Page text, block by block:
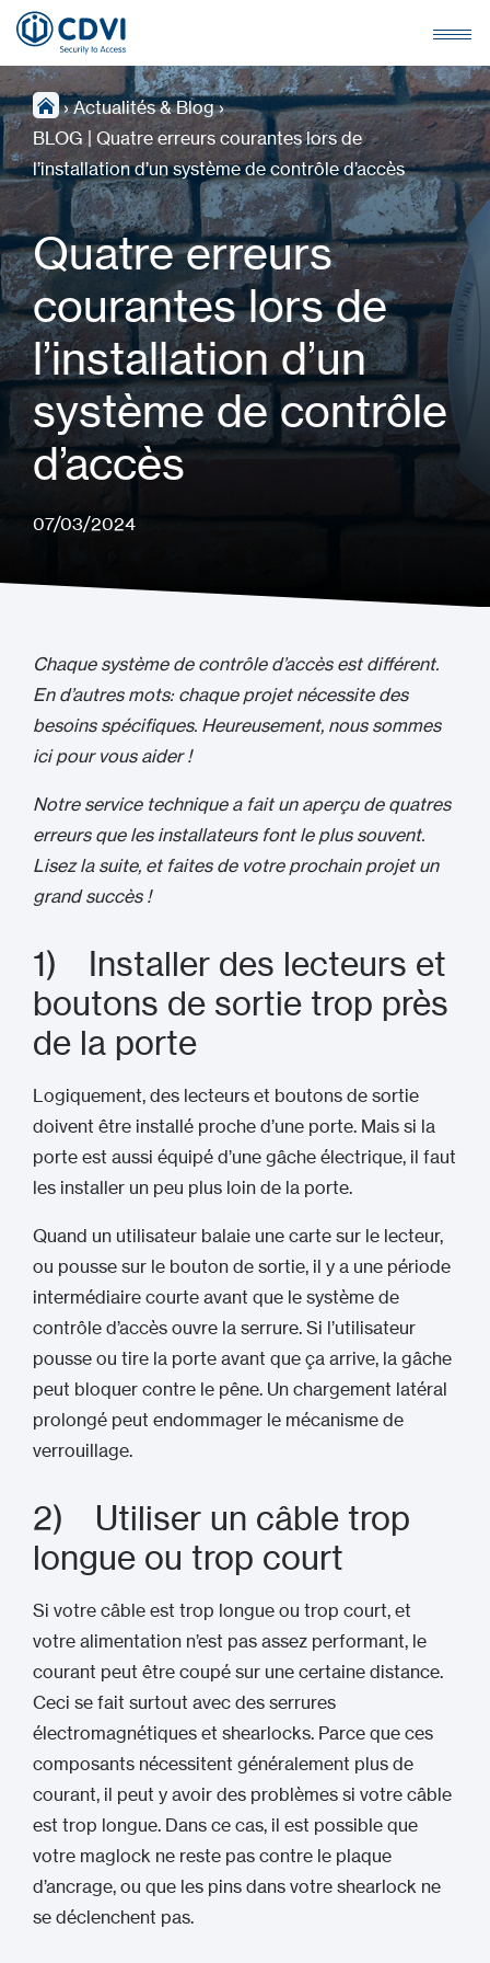
›Actualités & Blog›
BLOG | Quatre erreurs courantes lors de
l’installation d’un système de contrôle d’accès
Quatre erreurs
courantes lors de
l’installation d’un
système de contrôle
d’accès
07/03/2024
Chaque système de contrôle d’accès est différent.
En d’autres mots: chaque projet nécessite des
besoins spécifiques. Heureusement, nous sommes
ici pour vous aider !
Notre service technique a fait un aperçu de quatres
erreurs que les installateurs font le plus souvent.
Lisez la suite, et faites de votre prochain projet un
grand succès !
1) Installer des lecteurs et
boutons de sortie trop près
de la porte
Logiquement, des lecteurs et boutons de sortie
doivent être installé proche d’une porte. Mais si la
porte est aussi équipé d’une gâche électrique, il faut
les installer un peu plus loin de la porte.
Quand un utilisateur balaie une carte sur le lecteur,
ou pousse sur le bouton de sortie, il y a une période
intermédiaire courte avant que le système de
contrôle d’accès ouvre la serrure. Si l’utilisateur
pousse ou tire la porte avant que ça arrive, la gâche
peut bloquer contre le pêne. Un chargement latéral
prolongé peut endommager le mécanisme de
verrouillage.
2) Utiliser un câble trop
longue ou trop court
Si votre câble est trop longue ou trop court, et
votre alimentation n’est pas assez performant, le
courant peut être coupé sur une certaine distance.
Ceci se fait surtout avec des serrures
électromagnétiques et shearlocks. Parce que ces
composants nécessitent généralement plus de
courant, il peut y avoir des problèmes si votre câble
est trop longue. Dans ce cas, il est possible que
votre maglock ne reste pas contre le plaque
d’ancrage, ou que les pins dans votre shearlock ne
se déclenchent pas.